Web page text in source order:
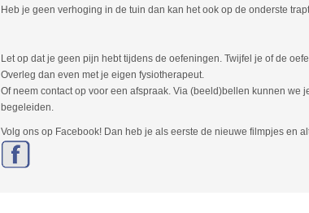
Heb je geen verhoging in de tuin dan kan het ook op de onderste
Let op dat je geen pijn hebt tijdens de oefeningen. Twijfel je of de
Overleg dan even met je eigen fysiotherapeut.
Of neem contact op voor een afspraak. Via (beeld)bellen kunnen we
begeleiden.
Volg ons op Facebook! Dan heb je als eerste de nieuwe filmpjes en